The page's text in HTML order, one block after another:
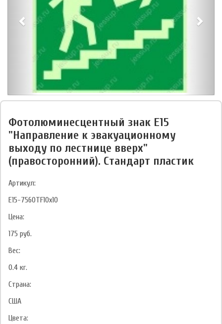
Фотолюминесцентный знак Е15
"Направление к эвакуационному
выходу по лестнице вверх"
(правосторонний). Стандарт пластик
Артикул:
E15-7560TF10x10
Цена:
175 руб.
Вес:
0.4 кг.
Страна:
США
Цвета: